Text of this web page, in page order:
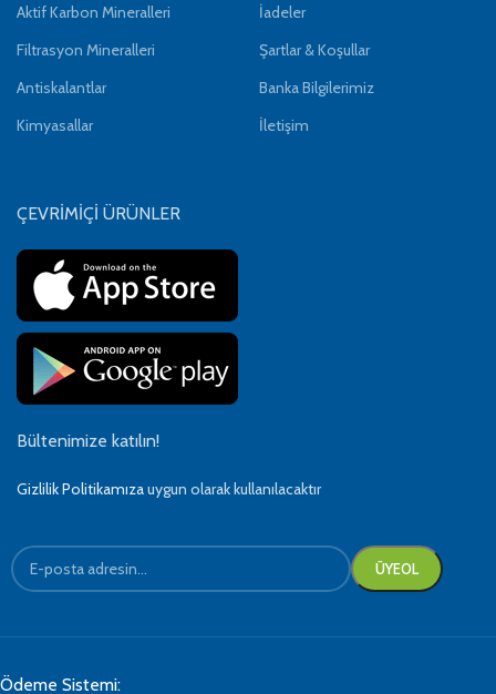
Aktif Karbon Mineralleri
Filtrasyon Mineralleri
Antiskalantlar
Kimyasallar
İadeler
Şartlar & Koşullar
Banka Bilgilerimiz
İletişim
ÇEVRİMİÇİ ÜRÜNLER
Bültenimize katılın!
Gizlilik Politikamızauygun olarak kullanılacaktır
Ödeme Sistemi: